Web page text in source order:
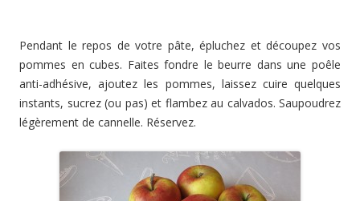
Pendant le repos de votre pâte, épluchez et découpez vos
pommes en cubes. Faites fondre le beurre dans une poêle
anti-adhésive, ajoutez les pommes, laissez cuire quelques
instants, sucrez (ou pas) et flambez au calvados. Saupoudrez
légèrement de cannelle. Réservez.